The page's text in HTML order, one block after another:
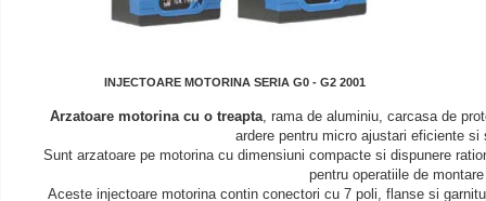
INJECTOARE MOTORINA SERIA G0 - G2 2001
Arzatoare motorina cu o treapta, rama de aluminiu, carcasa de
ardere pentru micro ajustari eficiente
Sunt arzatoare pe motorina cu dimensiuni compacte si dispunere
pentru operatiile de
Aceste injectoare motorina contin conectori cu 7 poli, flanse si